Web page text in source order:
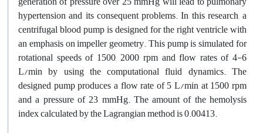
hypertension and its consequent problems. In this research, a
centrifugal blood pump is designed for the right ventricle with
an emphasis on impeller geometry. This pump is simulated for
rotational speeds of 1500, 2000 rpm and flow rates of 4-6
L/min by using the computational fluid dynamics. The
designed pump produces a flow rate of 5 L/min at 1500 rpm
and a pressure of 23 mmHg. The amount of the hemolysis
index calculated by the Lagrangian method is 0.00413.